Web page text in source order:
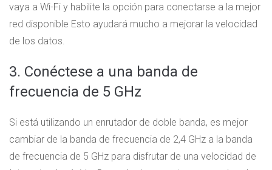
vaya a Wi-Fi y habilite la opción para conectarse a la mejor
red disponible Esto ayudará mucho a mejorar la velocidad
de los datos.
3. Conéctese a una banda de
frecuencia de 5 GHz
Si está utilizando un enrutador de doble banda, es mejor
cambiar de la banda de frecuencia de 2,4 GHz a la banda
de frecuencia de 5 GHz para disfrutar de una velocidad de